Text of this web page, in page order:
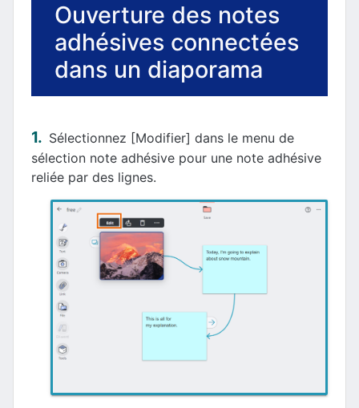
Ouverture des notes
adhésives connectées
dans un diaporama
Sélectionnez [Modifier] dans le menu de
sélection note adhésive pour une note adhésive
reliée par des lignes.